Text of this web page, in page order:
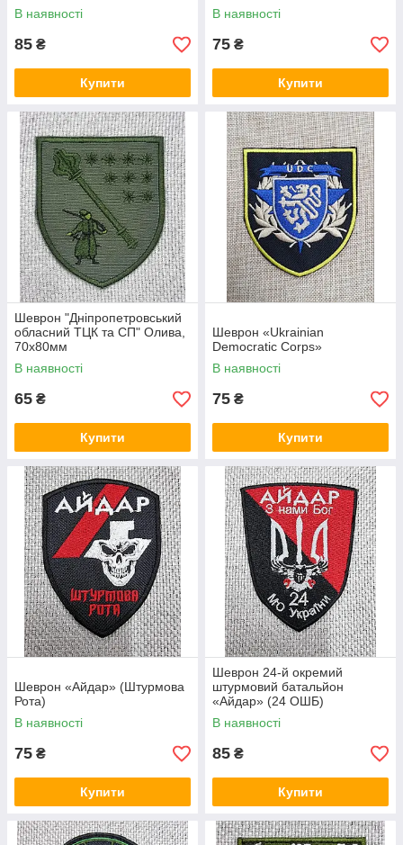
В наявності
85 ₴
Купити
В наявності
75 ₴
Купити
Шеврон "Дніпропетровський
обласний ТЦК та СП" Олива,
70х80мм
В наявності
65 ₴
Купити
Шеврон «Ukrainian
Democratic Corps»
В наявності
75 ₴
Купити
Шеврон «Айдар» (Штурмова
Рота)
В наявності
75 ₴
Купити
Шеврон 24-й окремий
штурмовий батальйон
«Айдар» (24 ОШБ)
В наявності
85 ₴
Купити